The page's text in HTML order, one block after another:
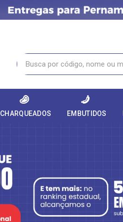
CHARQUEADOS EMBUTIDOS